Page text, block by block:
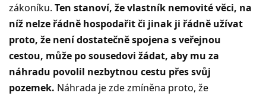
zákoníku. Ten stanoví, že vlastník nemovité věci, na
níž nelze řádně hospodařit či jinak ji řádně užívat
proto, že není dostatečně spojena s veřejnou
cestou, může po sousedovi žádat, aby mu za
náhradu povolil nezbytnou cestu přes svůj
pozemek. Náhrada je zde zmíněna proto, že